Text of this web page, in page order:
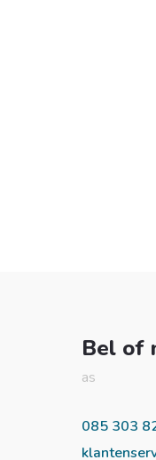
Bel of
as
085 303